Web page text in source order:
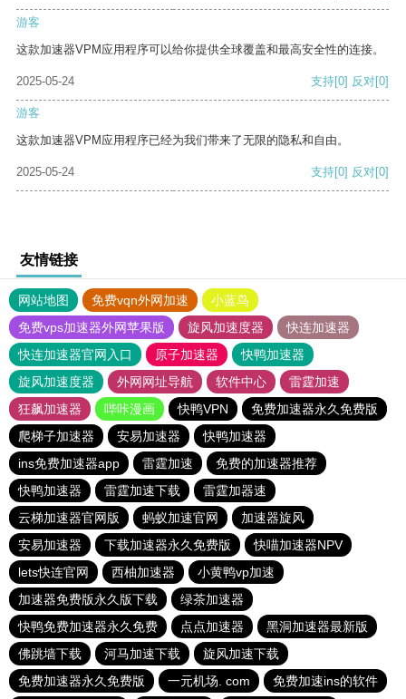
游客
这款加速器VPM应用程序可以给你提供全球覆盖和最高安全性的连接。
2025-05-24 支持[0] 反对[0]
游客
这款加速器VPM应用程序已经为我们带来了无限的隐私和自由。
2025-05-24 支持[0] 反对[0]
友情链接
网站地图 免费vqn外网加速
小蓝鸟
免费vps加速器外网苹果版
旋风加速度器
快连加速器
快连加速器官网入口
原子加速器
快鸭加速器
旋风加速度器
外网网址导航 软件中心
雷霆加速
狂飙加速器
哔咔漫画 快鸭VPN
免费加速器永久免费版
爬梯子加速器
安易加速器
快鸭加速器
ins免费加速器app
雷霆加速
免费的加速器推荐
快鸭加速器
雷霆加速下载
雷霆加器速
云梯加速器官网版
蚂蚁加速官网
加速器旋风
安易加速器
下载加速器永久免费版
快喵加速器NPV
lets快连官网
西柚加速器
小黄鸭vp加速
加速器免费版永久版下载
绿茶加速器
快鸭免费加速器永久免费
点点加速器
黑洞加速器最新版
佛跳墙下载
河马加速下载
旋风加速下载
免费加速器永久免费版
一元机场. com 免费加速ins的软件